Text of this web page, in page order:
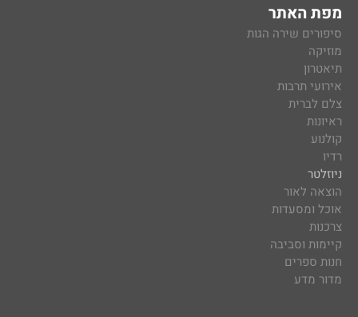
מפת האתר
סיפורים שירה הגות
מוזיקה
תיאטרון
אירועי תרבות
צלם לברית
ראיונות
קולנוע
רדיו
ניוזלטר
הוצאה לאור
אוכל ומסעדות
צרכנות
קיימות וסביבה
חנות ספרים
מדור מדע